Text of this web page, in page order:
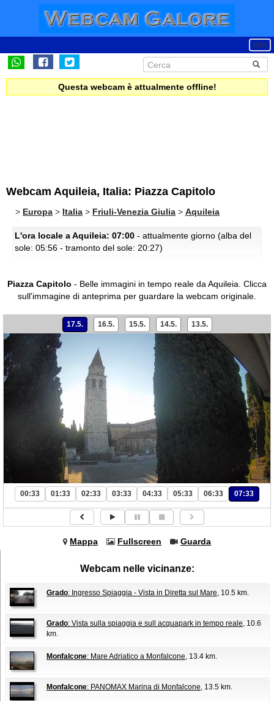
Questa webcam è attualmente offline!
Webcam Aquileia, Italia: Piazza Capitolo
> Europa > Italia > Friuli-Venezia Giulia > Aquileia
L'ora locale a Aquileia: 07:00 - attualmente giorno (alba del
sole: 05:56 - tramonto del sole: 20:27)
Piazza Capitolo - Belle immagini in tempo reale da Aquileia. Clicca
sull'immagine di anteprima per guardare la webcam originale.
17.5. 16.5. 15.5. 14.5. 13.5.
00:33 01:33 02:33 03:33 04:33 05:33 06:33 07:33
Mappa Fullscreen Guarda
Webcam nelle vicinanze:
Grado: Ingresso Spiaggia - Vista in Diretta sul Mare, 10.5 km.
Grado: Vista sulla spiaggia e sull acquapark in tempo reale, 10.6
km.
Monfalcone: Mare Adriatico a Monfalcone, 13.4 km.
Monfalcone: PANOMAX Marina di Monfalcone, 13.5 km.